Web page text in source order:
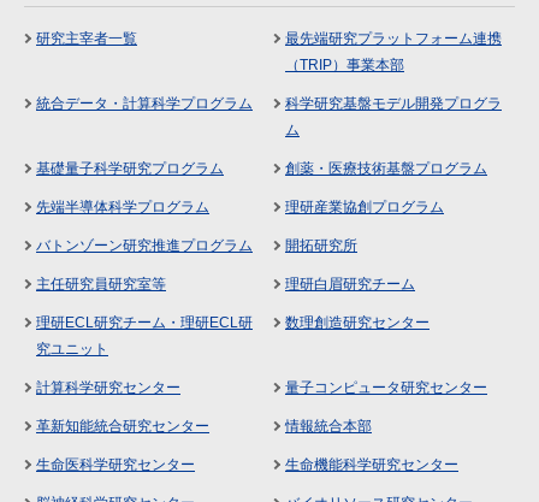
研究主宰者一覧
最先端研究プラットフォーム連携
（TRIP）事業本部
統合データ・計算科学プログラム
科学研究基盤モデル開発プログラ
ム
基礎量子科学研究プログラム 創薬・医療技術基盤プログラム
先端半導体科学プログラム 理研産業協創プログラム
バトンゾーン研究推進プログラム 開拓研究所
主任研究員研究室等 理研白眉研究チーム
理研ECL研究チーム・理研ECL研
究ユニット
数理創造研究センター
計算科学研究センター 量子コンピュータ研究センター
革新知能統合研究センター 情報統合本部
生命医科学研究センター 生命機能科学研究センター